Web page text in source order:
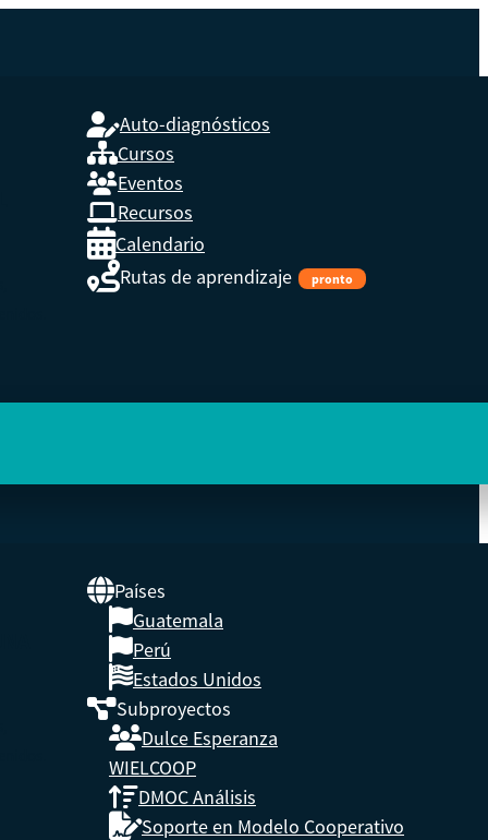
Auto-diagnósticos
Cursos
Eventos
Recursos
Calendario
Rutas de aprendizaje
pronto
Países
Guatemala
Perú
Estados Unidos
Subproyectos
Dulce Esperanza
WIELCOOP
DMOC Análisis
Soporte en Modelo Cooperativo